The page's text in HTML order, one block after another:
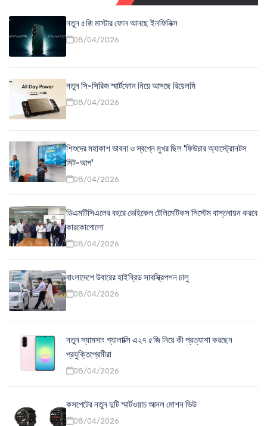
নতুন ৫জি মাস্টার ফোন আনছে ইনফিনিক্স
08/04/2026
নতুন সি-সিরিজ স্মার্টফোন নিয়ে আসছে রিয়েলমি
08/04/2026
শিশুদের মহাকাশ ভাবনা ও স্বপ্নে মুখর ছিল 'ফিউচার অ্যাস্ট্রোনটস
মিট-আপ'
08/04/2026
ডিএমটিসিএলের বহরে ভেহিকেল টেলিমেটিকস সিস্টেম বাস্তবায়ন করবে
কারকোপোলো
08/04/2026
বাংলাদেশে উবারের হাইব্রিড সাবস্ক্রিপশন চালু
08/04/2026
নতুন স্যামসাং গ্যালাক্সি এ২৭ ৫জি নিয়ে কী প্রত্যাশা করছেন
প্রযুক্তিপ্রেমীরা
08/04/2026
কসপেটের নতুন দুটি স্মার্টওয়াচ আনল মোশন ভিউ
08/04/2026